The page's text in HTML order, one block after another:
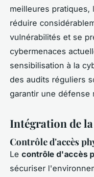
meilleures
réduire
vulnérabilités et se
cybermenaces
sensibilisation à la
des audits réguliers
garantir une défense
Intégration de
Contrôle d'accès
Le contrôle d'accès
sécuriser